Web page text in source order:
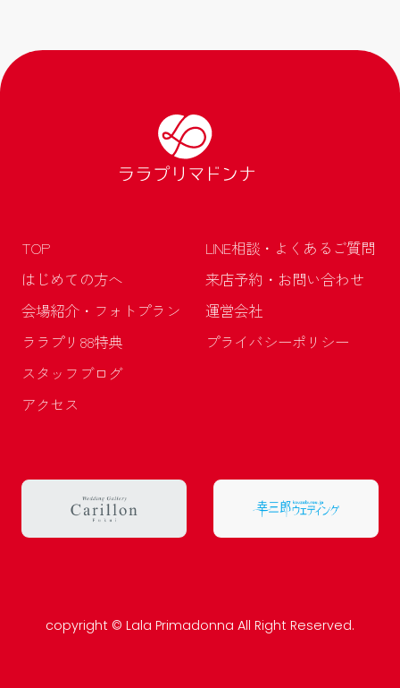
TOP
はじめての方へ
会場紹介・フォトプラン
ララプリ88特典
スタッフブログ
アクセス
LINE相談・よくあるご質問
来店予約・お問い合わせ
運営会社
プライバシーポリシー
copyright © Lala Primadonna All Right Reserved.